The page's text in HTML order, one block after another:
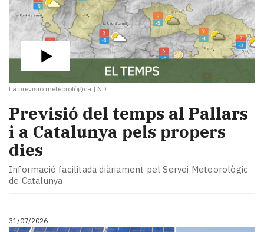
La previsió meteorològica | ND
Previsió del temps al Pallars
i a Catalunya pels propers
dies
Informació facilitada diàriament pel Servei Meteorològic
de Catalunya
31/07/2026